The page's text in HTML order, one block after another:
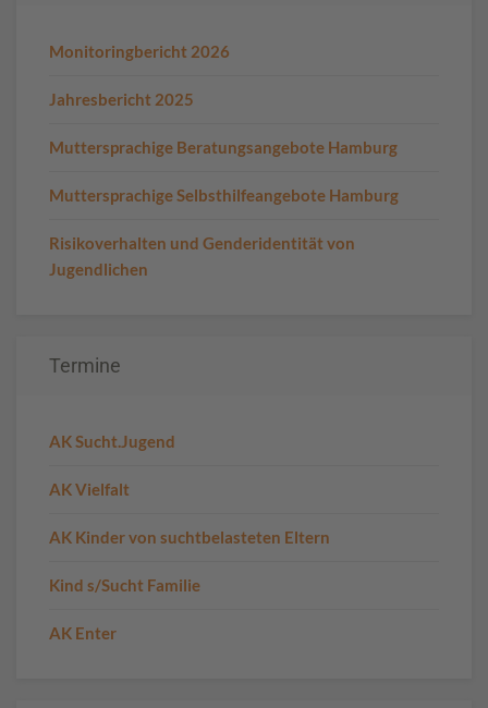
Monitoringbericht 2026
Jahresbericht 2025
Muttersprachige Beratungsangebote Hamburg
Muttersprachige Selbsthilfeangebote Hamburg
Risikoverhalten und Genderidentität von
Jugendlichen
Termine
AK Sucht.Jugend
AK Vielfalt
AK Kinder von suchtbelasteten Eltern
Kind s/Sucht Familie
AK Enter